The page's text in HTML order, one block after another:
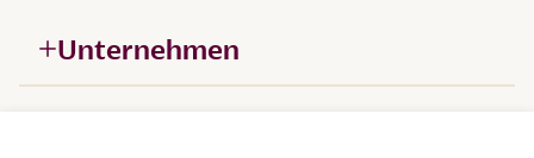
Unternehmen